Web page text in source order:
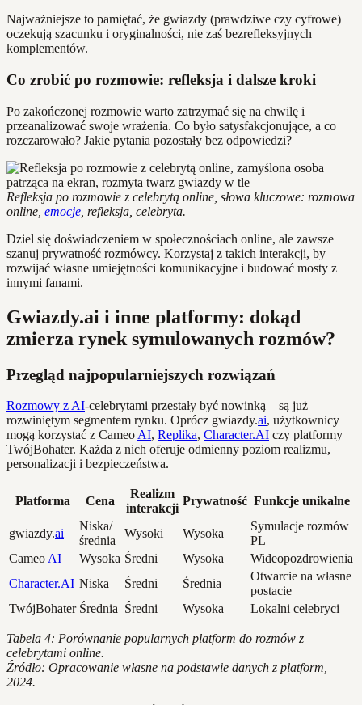
Najważniejsze to pamiętać, że gwiazdy (prawdziwe czy cyfrowe)
oczekują szacunku i oryginalności, nie zaś bezrefleksyjnych
komplementów.
Co zrobić po rozmowie: refleksja i dalsze kroki
Po zakończonej rozmowie warto zatrzymać się na chwilę i
przeanalizować swoje wrażenia. Co było satysfakcjonujące, a co
rozczarowało? Jakie pytania pozostały bez odpowiedzi?
Refleksja po rozmowie z celebrytą online, słowa kluczowe: rozmowa
online, emocje , refleksja, celebryta.
Dziel się doświadczeniem w społecznościach online, ale zawsze
szanuj prywatność rozmówcy. Korzystaj z takich interakcji, by
rozwijać własne umiejętności komunikacyjne i budować mosty z
innymi fanami.
Gwiazdy.ai i inne platformy: dokąd
zmierza rynek symulowanych rozmów?
Przegląd najpopularniejszych rozwiązań
Rozmowy z AI-celebrytami przestały być nowinką – są już
rozwiniętym segmentem rynku. Oprócz gwiazdy.ai, użytkownicy
mogą korzystać z CameoAI, Replika, Character.AI czy platformy
TwójBohater. Każda z nich oferuje odmienny poziom realizmu,
personalizacji i bezpieczeństwa.
Platforma Cena
Realizm
interakcji
Prywatność Funkcje unikalne
gwiazdy.ai
Niska/
średnia
Wysoki Wysoka
Symulacje rozmów
PL
CameoAI Wysoka Średni Wysoka
Wideopozdrowienia
Character.AI Niska Średni Średnia
Otwarcie na własne
postacie
TwójBohater Średnia Średni Wysoka Lokalni celebryci
Tabela 4: Porównanie popularnych platform do rozmów z
celebrytami online.
Źródło: Opracowanie własne na podstawie danych z platform,
2024.